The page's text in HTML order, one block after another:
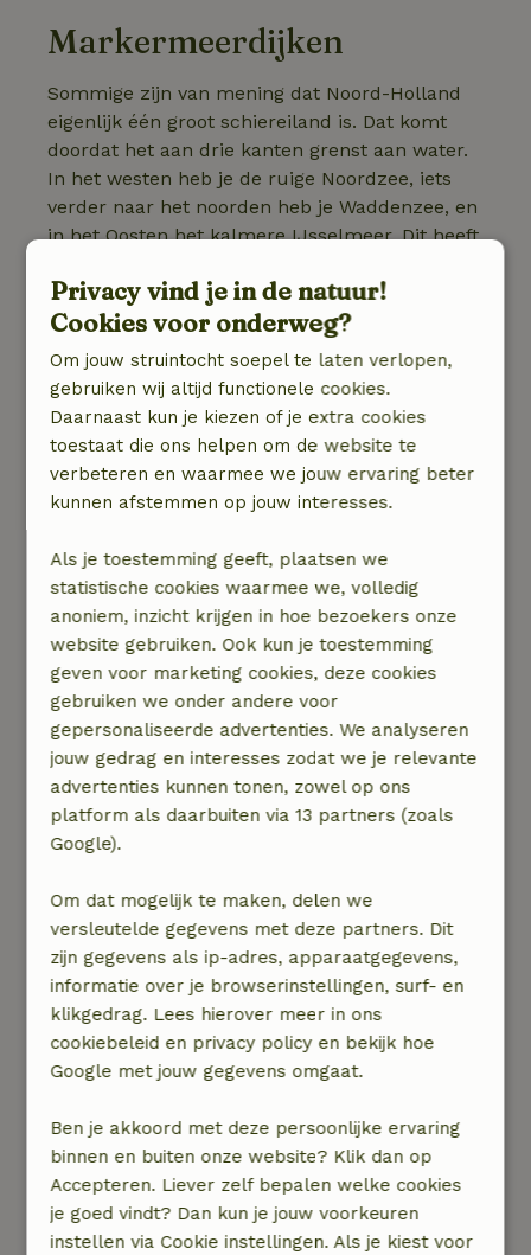
Markermeerdijken
Sommige zijn van mening dat Noord-Holland
eigenlijk één groot schiereiland is. Dat komt
doordat het aan drie kanten grenst aan water.
In het westen heb je de ruige Noordzee, iets
verder naar het noorden heb je Waddenzee, en
in het Oosten het kalmere IJsselmeer. Dit heeft
opkomende water gemaakt. De vele dijken
spelen een cruciale rol in de veiligheid van
Noord-Holland en haar inwoners. Voor een deel
van het oude dorp Etersheim was dat helaas te
laat. Etersheim wat letterlijk ‘uiterste
woonplaats’ betekent, verdween geleidelijk aan
in de golven. Jaren later in 2001 werd bij een
archeologische duik een kijkje genomen in de
gevonden van de kerk en een aantal jaar later
zelfs een sarcofaag. Dit en nog veel meer
ontdek je in het museum De Waterwolf.
Fluisterende molens
Weet je dat Noord-Holland grotendeels onder
de zeespiegel ligt? Gelukkig blijft het water
door dijken en gemalen op veilige afstand.
daardoor een ander probleem ontstond. Het
overtollige regenwater bleef namelijk op het
land staan. De uitkomst hiervoor zijn de
authentieke molens die we al vanaf oudsher
Privacy vind je in de natuur!
Cookies voor onderweg?
Om jouw struintocht soepel te laten verlopen,
gebruiken wij altijd functionele cookies.
Daarnaast kun je kiezen of je extra cookies
toestaat die ons helpen om de website te
verbeteren en waarmee we jouw ervaring beter
kunnen afstemmen op jouw interesses.
Als je toestemming geeft, plaatsen we
statistische cookies waarmee we, volledig
anoniem, inzicht krijgen in hoe bezoekers onze
website gebruiken. Ook kun je toestemming
geven voor marketing cookies, deze cookies
gebruiken we onder andere voor
gepersonaliseerde advertenties. We analyseren
jouw gedrag en interesses zodat we je relevante
advertenties kunnen tonen, zowel op ons
platform als daarbuiten via 13 partners (zoals
Google).
Om dat mogelijk te maken, delen we
versleutelde gegevens met deze partners. Dit
zijn gegevens als ip-adres, apparaatgegevens,
informatie over je browserinstellingen, surf- en
klikgedrag. Lees hierover meer in ons
cookiebeleid en privacy policy en bekijk hoe
Google met jouw gegevens omgaat.
Ben je akkoord met deze persoonlijke ervaring
binnen en buiten onze website? Klik dan op
Accepteren. Liever zelf bepalen welke cookies
je goed vindt? Dan kun je jouw voorkeuren
instellen via Cookie instellingen. Als je kiest voor